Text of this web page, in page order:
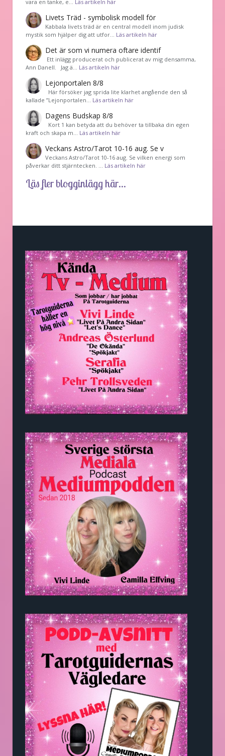
vara en tanke, e… Läs artikeln här
Livets Träd - symbolisk modell för
Kabbala livets träd är en central modell inom judisk
mystik som hjälper dig att utfor… Läs artikeln här
Det är som vi numera oftare identif
͏ Ett inlägg producerat och publicerat av mig densamma,
Ann Danell. Jag ä… Läs artikeln här
Lejonportalen 8/8
Här försöker jag sprida lite klarhet angående den så
kallade ”Lejonportalen… Läs artikeln här
Dagens Budskap 8/8
Kort 1 kan betyda att du behöver ta tillbaka din egen
kraft och skapa m… Läs artikeln här
Veckans Astro/Tarot 10-16 aug. Se v
Veckans Astro/Tarot 10-16 aug. Se vilken energi som
påverkar ditt stjärntecken. … Läs artikeln här
Läs fler blogginlägg här...